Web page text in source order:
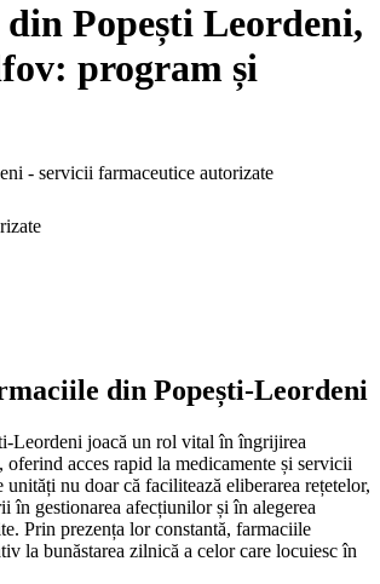
Popești Leordeni,
program și
- servicii farmaceutice autorizate
din Popești-Leordeni
Leordeni joacă un rol vital în îngrijirea
oferind acces rapid la medicamente și servicii
unități nu doar că facilitează eliberarea rețetelor,
în gestionarea afecțiunilor și în alegerea
Prin prezența lor constantă, farmaciile
la bunăstarea zilnică a celor care locuiesc în